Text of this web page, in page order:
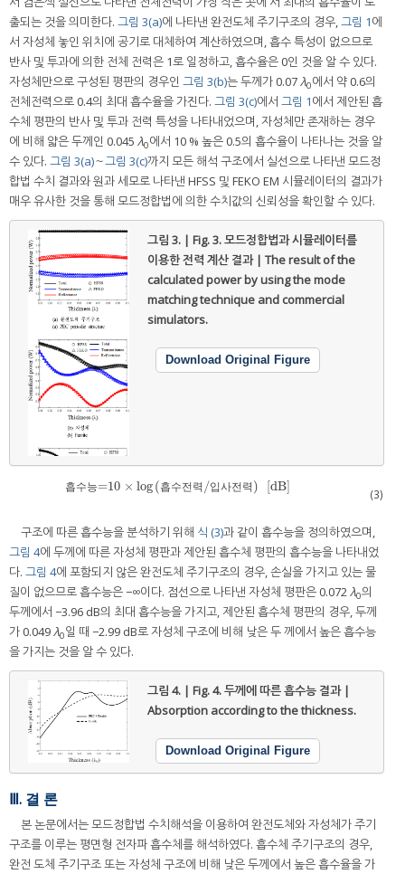
출되는 것을 의미한다. 그림 3(a)에 나타낸 완전도체 주기구조의 경우,그림 1에
서 자성체 놓인 위치에 공기로 대체하여 계산하였으며, 흡수 특성이 없으므로
반사 및 투과에 의한 전체 전력은 1로 일정하고, 흡수율은 0인 것을 알 수 있다.
자성체만으로 구성된 평판의 경우인 그림 3(b)는 두께가 0.07λ0에서 약 0.6의
전체전력으로 0.4의 최대 흡수율을 가진다. 그림 3(c)에서 그림 1에서 제안된 흡
수체 평판의 반사 및 투과 전력 특성을 나타내었으며, 자성체만 존재하는 경우
에 비해 얇은 두께인 0.045 λ0에서 10 % 높은 0.5의 흡수율이 나타나는 것을 알
수 있다. 그림 3(a)～그림 3(c)까지 모든 해석 구조에서 실선으로 나타낸 모드정
합법 수치 결과와 원과 세모로 나타낸 HFSS 및 FEKO EM 시뮬레이터의 결과가
매우 유사한 것을 통해 모드정합법에 의한 수치값의 신뢰성을 확인할 수 있다.
그림 3. | Fig. 3.모드정합법과 시뮬레이터를
이용한 전력 계산 결과 | The result of the
calculated power by using the mode
matching technique and commercial
simulators.
Download Original Figure
흡수능=10 × log( 흡수전 력 /입사전 력 ) [dB
흡수능=10 ×log(흡수전력/입사전력) [dB ] (3)
구조에 따른 흡수능을 분석하기 위해 식 (3)과 같이 흡수능을 정의하였으며,
그림 4에 두께에 따른 자성체 평판과 제안된 흡수체 평판의 흡수능을 나타내었
다. 그림 4에 포함되지 않은 완전도체 주기구조의 경우, 손실을 가지고 있는 물
질이 없으므로 흡수능은 −∞이다. 점선으로 나타낸 자성체 평판은 0.072λ0의
두께에서 −3.96 dB의 최대 흡수능을 가지고, 제안된 흡수체 평판의 경우, 두께
가 0.049λ0일 때 −2.99 dB로 자성체 구조에 비해 낮은 두 께에서 높은 흡수능
을 가지는 것을 알 수 있다.
그림 4. | Fig. 4.두께에 따른 흡수능 결과 |
Absorption according to the thickness.
Download Original Figure
Ⅲ. 결 론
본 논문에서는 모드정합법 수치해석을 이용하여 완전도체와 자성체가 주기
구조를 이루는 평면형 전자파 흡수체를 해석하였다. 흡수체 주기구조의 경우,
완전 도체 주기구조 또는 자성체 구조에 비해 낮은 두께에서 높은 흡수율을 가